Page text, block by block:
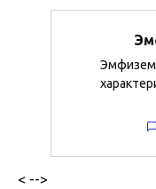
< -->